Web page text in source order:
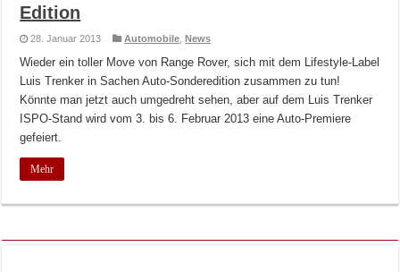
Edition
28. Januar 2013 Automobile ,News
Wieder ein toller Move von Range Rover, sich mit dem Lifestyle-Label
Luis Trenker in Sachen Auto-Sonderedition zusammen zu tun!
Könnte man jetzt auch umgedreht sehen, aber auf dem Luis Trenker
ISPO-Stand wird vom 3. bis 6. Februar 2013 eine Auto-Premiere
gefeiert.
Mehr